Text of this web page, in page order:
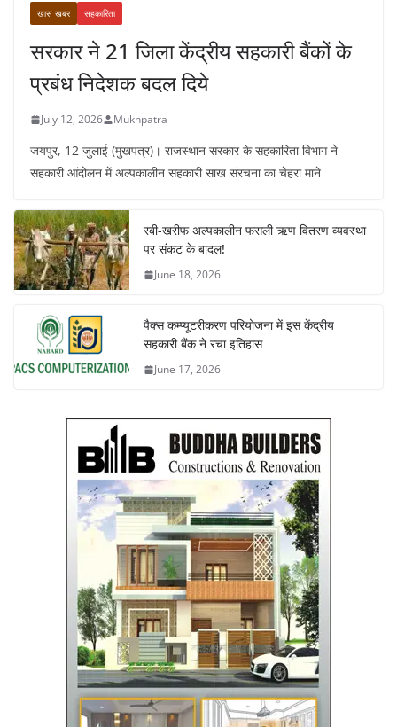
खास खबर सहकारिता
सरकार ने 21 जिला केंद्रीय सहकारी बैंकों के
प्रबंध निदेशक बदल दिये
July 12, 2026 Mukhpatra
जयपुर, 12 जुलाई (मुखपत्र)। राजस्थान सरकार के सहकारिता विभाग ने
सहकारी आंदोलन में अल्पकालीन सहकारी साख संरचना का चेहरा माने
रबी-खरीफ अल्पकालीन फसली ऋण वितरण व्यवस्था
पर संकट के बादल!
June 18, 2026
पैक्स कम्प्यूटरीकरण परियोजना में इस केंद्रीय
सहकारी बैंक ने रचा इतिहास
June 17, 2026